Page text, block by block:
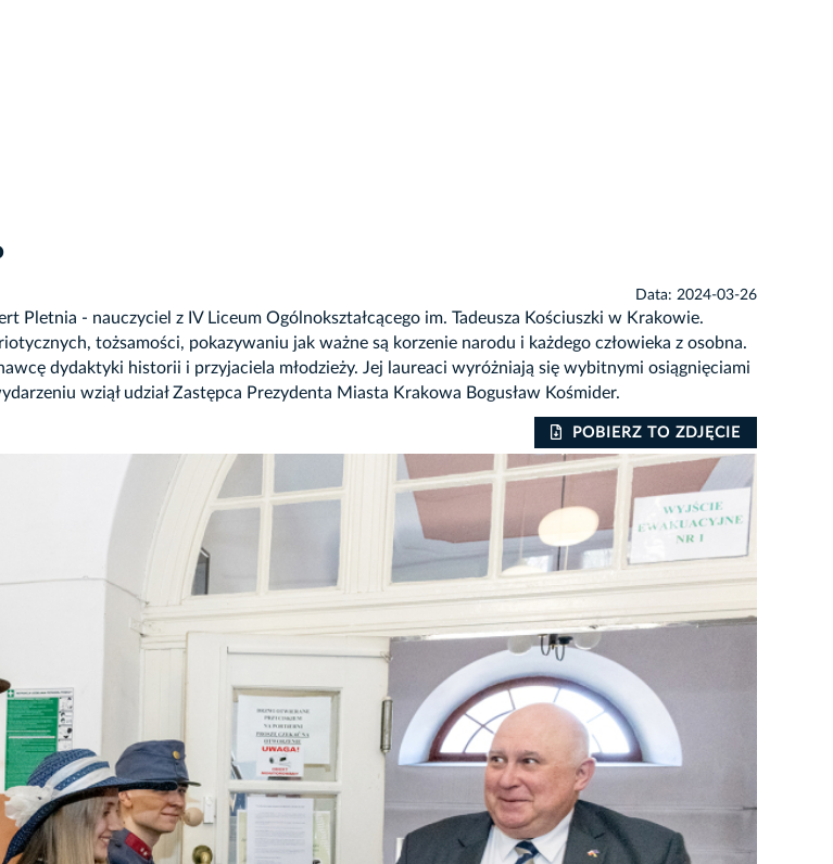
Data: 2024-03-26
Pletnia - nauczyciel z IV Liceum Ogólnokształcącego im. Tadeusza Kościuszki w Krakowie.
tożsamości, pokazywaniu jak ważne są korzenie narodu i każdego człowieka z osobna.
dydaktyki historii i przyjaciela młodzieży. Jej laureaci wyróżniają się wybitnymi osiągnięciami
wziął udział Zastępca Prezydenta Miasta Krakowa Bogusław Kośmider.
POBIERZ TO ZDJĘCIE